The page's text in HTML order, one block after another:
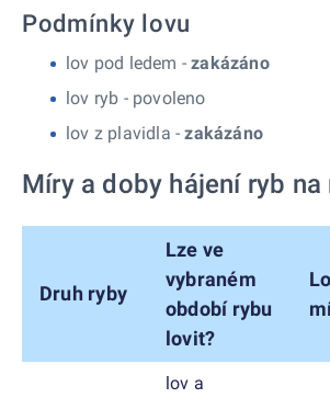
Podmínky lovu
lov pod ledem -zakázáno
lov ryb - povoleno
lov z plavidla -zakázáno
Míry a doby hájení ryb na
Druh ryby
Lze ve
vybraném
období rybu
lovit?
lov a